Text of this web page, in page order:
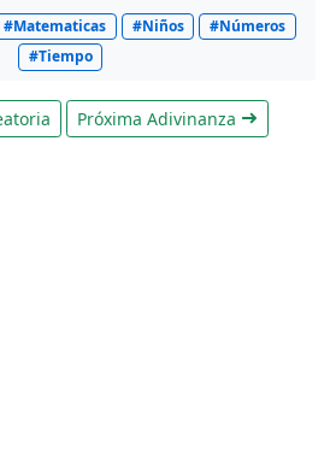
#Matematicas #Niños
#Números
#Tiempo
Próxima Adivinanza